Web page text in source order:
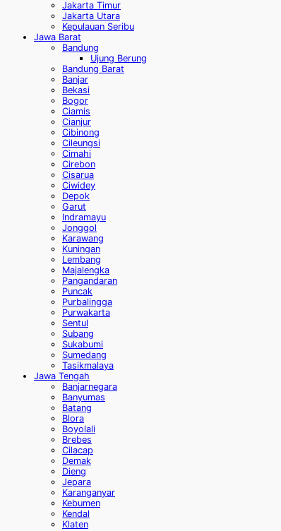
Jakarta Timur
Jakarta Utara
Kepulauan Seribu
Jawa Barat
Bandung
Ujung Berung
Bandung Barat
Banjar
Bekasi
Bogor
Ciamis
Cianjur
Cibinong
Cileungsi
Cimahi
Cirebon
Cisarua
Ciwidey
Depok
Garut
Indramayu
Jonggol
Karawang
Kuningan
Lembang
Majalengka
Pangandaran
Puncak
Purbalingga
Purwakarta
Sentul
Subang
Sukabumi
Sumedang
Tasikmalaya
Jawa Tengah
Banjarnegara
Banyumas
Batang
Blora
Boyolali
Brebes
Cilacap
Demak
Dieng
Jepara
Karanganyar
Kebumen
Kendal
Klaten